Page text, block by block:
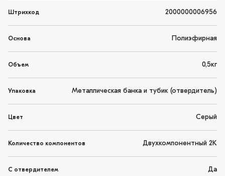
Штрихкод 2000000006956
Основа Полиэфирная
Объем 0,5кг
Упаковка Металлическая банка и тубик (отвердитель)
Цвет Серый
Количество компонентов Двухкомпонентный 2K
С отвердителем Да